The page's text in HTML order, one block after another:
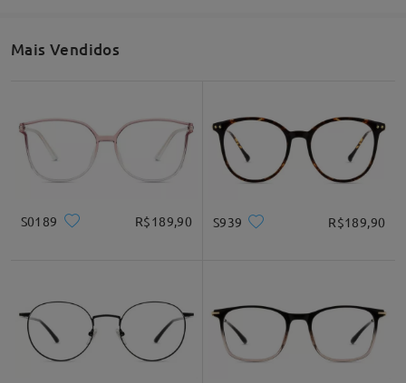
Mais Vendidos
S0189 R$189,90 S939 R$189,90